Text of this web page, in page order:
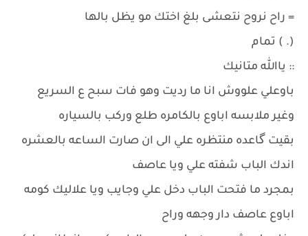
= راح نروح نتعشى بلغ اختك مو يظل بالها
(. ) تمام
:: ياالله متانيك
باوعلي علووش انا ما رديت وهو فات سبح ع السريع
وغير ملابسه اباوع بالكامره طلع وركب بالسياره
بقيت گاعده منتظره علي الى ان صارت الساعه بالعشره
اندك الباب شفته علي ويا عاصف
بمجرد ما فتحت الباب دخل علي وجايب ويا علاليك كومه
اباوع عاصف دار وجهه وراح